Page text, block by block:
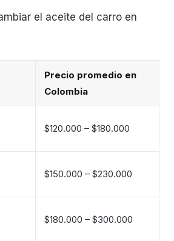
el aceite del carro en
Precio promedio en
Colombia
$120.000 – $180.000
$150.000 – $230.000
$180.000 – $300.000